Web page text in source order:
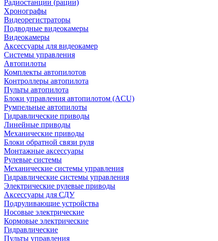
Радиостанции (рации)
Хронографы
Видеорегистраторы
Подводные видеокамеры
Видеокамеры
Аксессуары для видеокамер
Системы управления
Автопилоты
Комплекты автопилотов
Контроллеры автопилота
Пульты автопилота
Блоки управления автопилотом (ACU)
Румпельные автопилоты
Гидравлические приводы
Линейные приводы
Механические приводы
Блоки обратной связи руля
Монтажные аксессуары
Рулевые системы
Механические системы управления
Гидравлические системы управления
Электрические рулевые приводы
Аксессуары для СДУ
Подруливающие устройства
Носовые электрические
Кормовые электрические
Гидравлические
Пульты управления